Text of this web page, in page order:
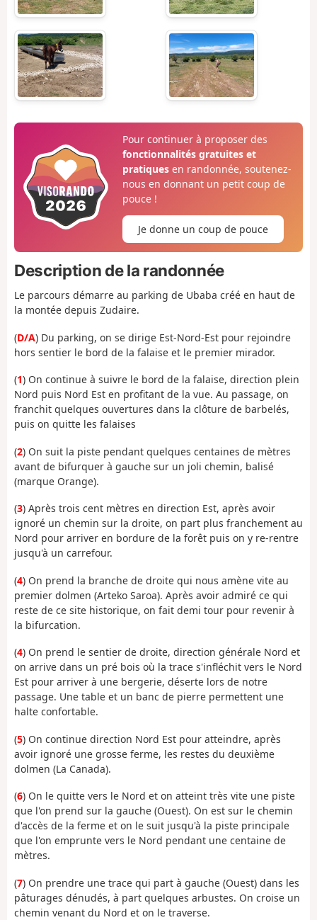
Pour continuer à proposer des
fonctionnalités gratuites et
pratiquesen randonnée, soutenez-
nous en donnant un petit coup de
pouce !
Je donne un coup de pouce
Description de la randonnée
Le parcours démarre au parking de Ubaba créé en haut de
la montée depuis Zudaire.
(D/A) Du parking, on se dirige Est-Nord-Est pour rejoindre
hors sentier le bord de la falaise et le premier mirador.
(1) On continue à suivre le bord de la falaise, direction plein
Nord puis Nord Est en profitant de la vue. Au passage, on
franchit quelques ouvertures dans la clôture de barbelés,
puis on quitte les falaises
(2) On suit la piste pendant quelques centaines de mètres
avant de bifurquer à gauche sur un joli chemin, balisé
(marque Orange).
(3) Après trois cent mètres en direction Est, après avoir
ignoré un chemin sur la droite, on part plus franchement au
Nord pour arriver en bordure de la forêt puis on y re-rentre
jusqu'à un carrefour.
(4) On prend la branche de droite qui nous amène vite au
premier dolmen (Arteko Saroa). Après avoir admiré ce qui
reste de ce site historique, on fait demi tour pour revenir à
la bifurcation.
(4) On prend le sentier de droite, direction générale Nord et
on arrive dans un pré bois où la trace s'infléchit vers le Nord
Est pour arriver à une bergerie, déserte lors de notre
passage. Une table et un banc de pierre permettent une
halte confortable.
(5) On continue direction Nord Est pour atteindre, après
avoir ignoré une grosse ferme, les restes du deuxième
dolmen (La Canada).
(6) On le quitte vers le Nord et on atteint très vite une piste
que l'on prend sur la gauche (Ouest). On est sur le chemin
d'accès de la ferme et on le suit jusqu'à la piste principale
que l'on emprunte vers le Nord pendant une centaine de
mètres.
(7) On prendre une trace qui part à gauche (Ouest) dans les
pâturages dénudés, à part quelques arbustes. On croise un
chemin venant du Nord et on le traverse.